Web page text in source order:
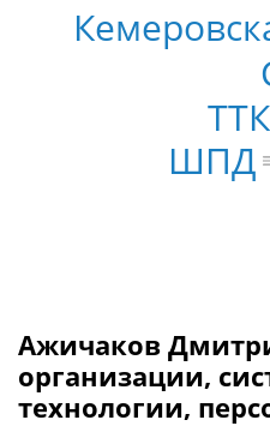
ТТК
ШПД
Ажичаков
организации,
технологии,